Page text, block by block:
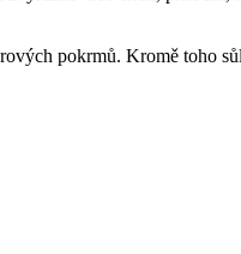
pokrmů. Kromě toho